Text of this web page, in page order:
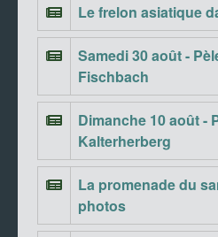
Le frelon asiatique
Samedi 30 août -
Fischbach
Dimanche 10 août -
Kalterherberg
La promenade du
photos